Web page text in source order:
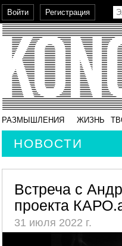
РАЗМЫШЛЕНИЯ ЖИЗНЬ
НОВОСТИ
Встреча с
проекта
31 июля 2022 г.